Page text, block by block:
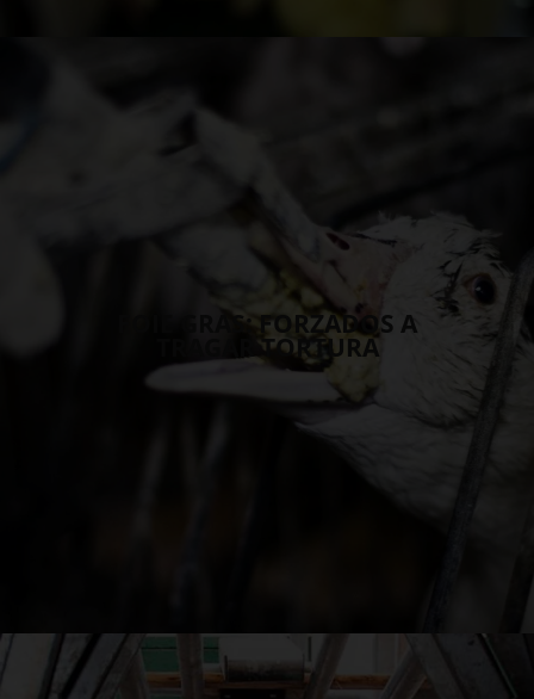
FOIE GRAS: FORZADOS A
TRAGAR TORTURA